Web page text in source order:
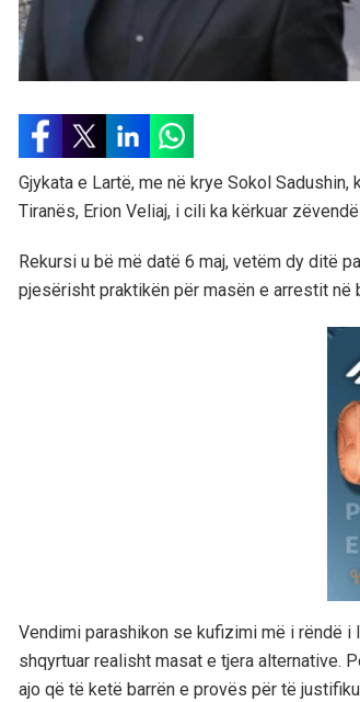
Gjykata e Lartë, me në krye Sokol
Tiranës, Erion Veliaj, i cili ka kërkuar
Rekursi u bë më datë 6 maj, vetëm dy ditë
pjesërisht praktikën për masën e arrestit në
Vendimi parashikon se kufizimi më i rëndë
shqyrtuar realisht masat e tjera alternative.
ajo që të ketë barrën e provës për të